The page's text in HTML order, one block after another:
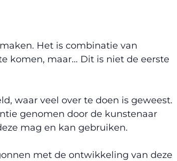
Het is combinatie van
komen, maar… Dit is niet de eerste
waar veel over te doen is geweest.
genomen door de kunstenaar
mag en kan gebruiken.
met de ontwikkeling van deze